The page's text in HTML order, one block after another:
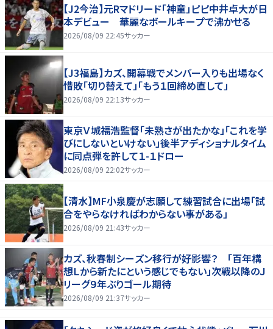
【J2今治】元Rマドリード「神童」ピピ中井卓大が日
本デビュー 華麗なボールキープで沸かせる
2026/08/09 22:45サッカー
【J3福島】カズ、開幕戦でメンバー入りも出場なく
惜敗「切り替えて」「もう１回締め直して」
2026/08/09 22:13サッカー
東京Ｖ城福浩監督「未熟さが出たかな」「これを学
びにしないといけない」後半アディショナルタイム
に同点弾を許して１-１ドロー
2026/08/09 22:02サッカー
【清水】MF小泉慶が志願して練習試合に出場「試
合をやらなければわからない事がある」
2026/08/09 21:43サッカー
カズ、秋春制シーズン移行が好影響？ 「百年構
想Ｌから新たにという感じでもない」次戦以降のＪ
リーグ９年ぶりゴール期待
2026/08/09 21:37サッカー